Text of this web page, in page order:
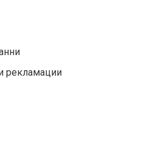
рекламации